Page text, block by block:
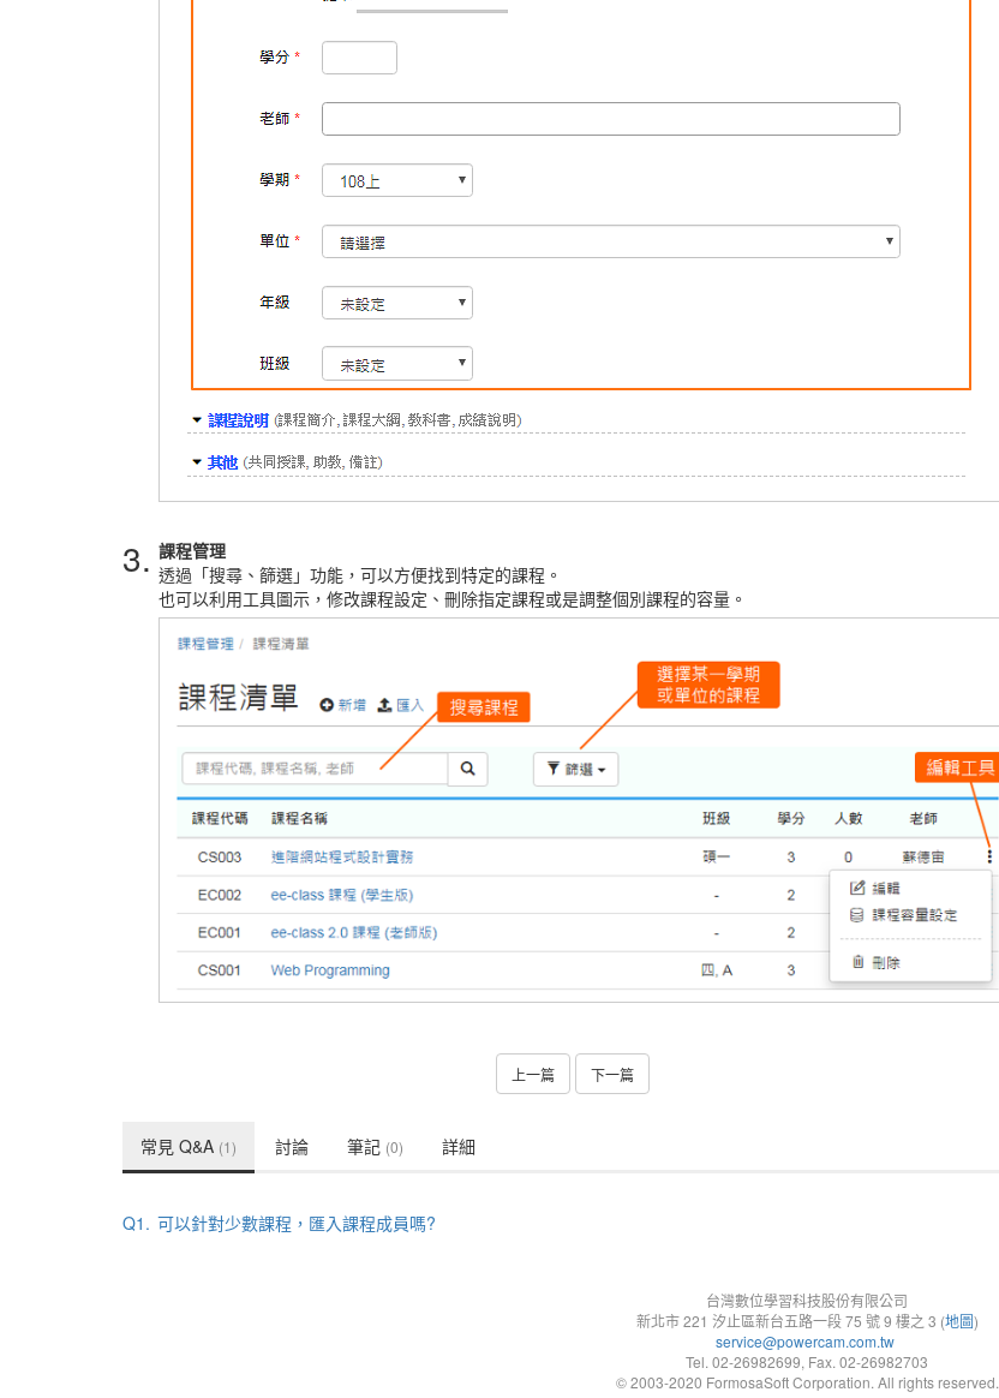
3. 課程管理
透過「搜尋、篩選」功能，可以方便找到特定的課程。
也可以利用工具圖示，修改課程設定、刪除指定課程或是調整個別課程的容量。
上一篇 下一篇
常見 Q&A (1) 討論 筆記 (0) 詳細
Q1. 可以針對少數課程，匯入課程成員嗎?
台灣數位學習科技股份有限公司
新北市 221 汐止區新台五路一段 75 號 9 樓之 3 (地圖)
service@powercam.com.tw
Tel. 02-26982699, Fax. 02-26982703
© 2003-2020 FormosaSoft Corporation. All rights reserved.